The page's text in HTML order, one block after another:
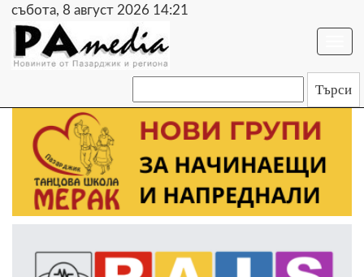
събота, 8 август 2026 14:21